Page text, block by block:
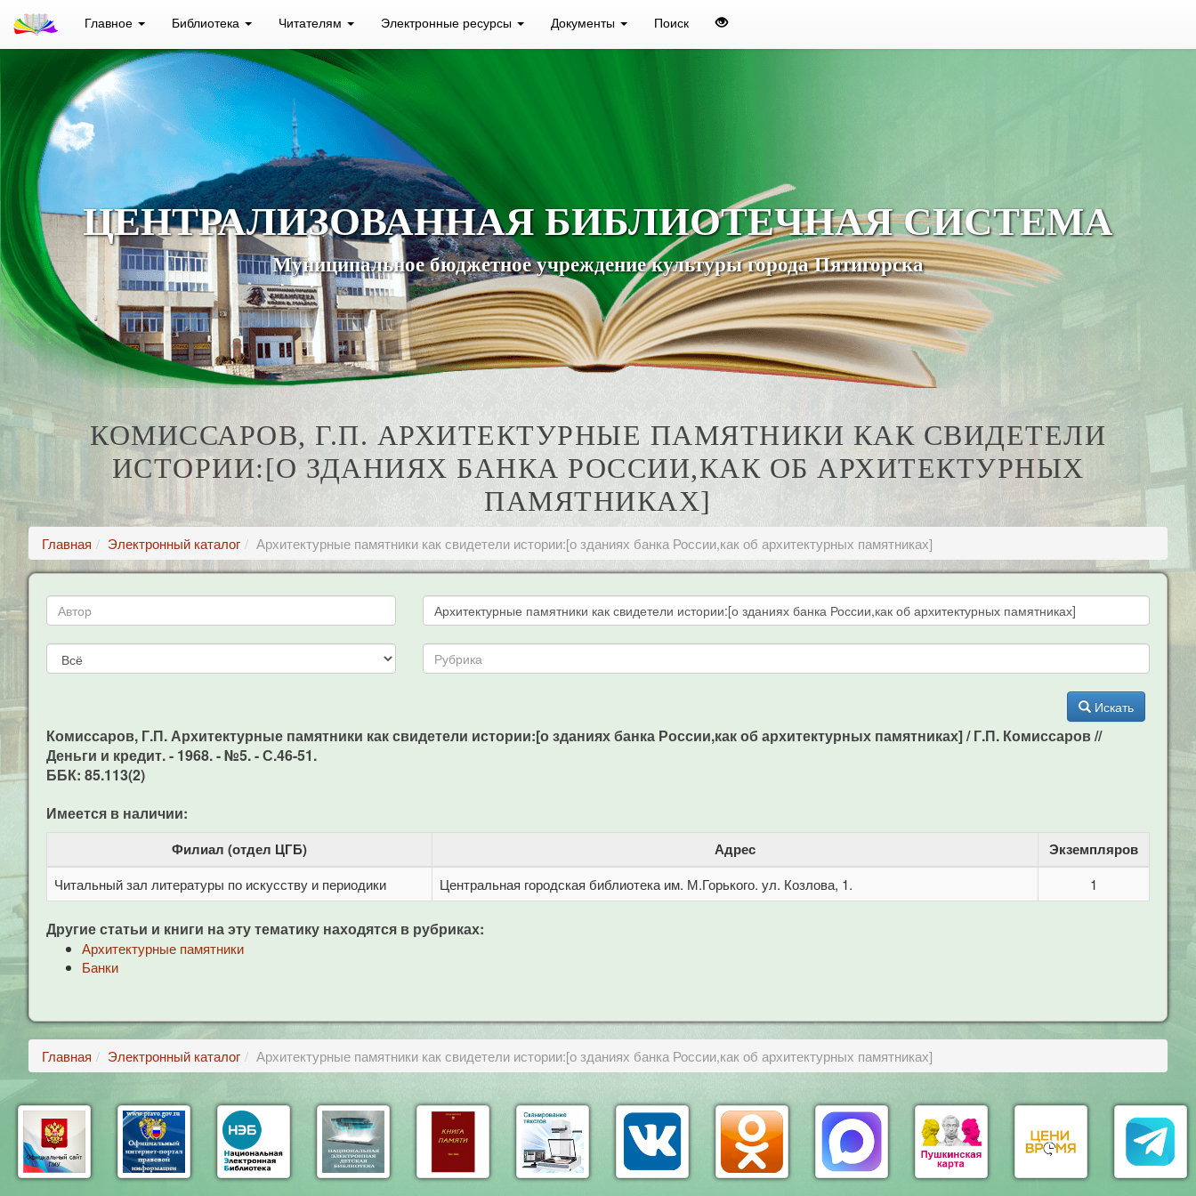
Главное Библиотека Читателям Электронные ресурсы Документы Поиск
ЦЕНТРАЛИЗОВАННАЯ БИБЛИОТЕЧНАЯ СИСТЕМА
Муниципальное бюджетное учреждение культуры города Пятигорска
КОМИССАРОВ, Г.П. АРХИТЕКТУРНЫЕ ПАМЯТНИКИ КАК СВИДЕТЕЛИ
ИСТОРИИ:[О ЗДАНИЯХ БАНКА РОССИИ,КАК ОБ АРХИТЕКТУРНЫХ
ПАМЯТНИКАХ]
Главная Электронный каталог Архитектурные памятники как свидетели истории:[о зданиях банка России,как об архитектурных памятниках]
Искать
Комиссаров, Г.П. Архитектурные памятники как свидетели истории:[о зданиях банка России,как об архитектурных памятниках] / Г.П. Комиссаров //
Деньги и кредит. - 1968. - №5. - С.46-51.
ББК: 85.113(2)
Имеется в наличии:
Филиал (отдел ЦГБ) Адрес Экземпляров
Читальный зал литературы по искусству и периодики Центральная городская библиотека им. М.Горького. ул. Козлова, 1. 1
Другие статьи и книги на эту тематику находятся в рубриках:
Архитектурные памятники
Банки
Главная Электронный каталог Архитектурные памятники как свидетели истории:[о зданиях банка России,как об архитектурных памятниках]